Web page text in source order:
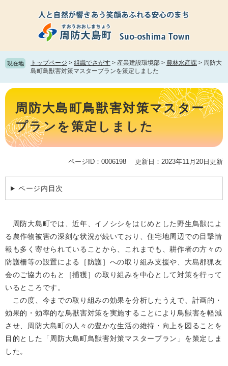
頭
で
飛
ば
て
現在地 トップページ > 組織でさがす > 産業建設環境部 > 農林水産課 > 周防大
島町鳥獣害対策マスタープランを策定しました
本
周防大島町鳥獣害対策マスター
プランを策定しました
ページID：0006198 更新日：2023年11月20日更新
ページ内目次
周防大島町では、近年、イノシシをはじめとした野生鳥獣によ
る農作物被害の深刻な状況が続いており、住宅地周辺での目撃情
報も多く寄せられていることから、これまでも、耕作者の方々の
防護柵等の設置による［防護］への取り組み支援や、大島郡猟友
会のご協力のもと［捕獲］の取り組みを中心として対策を行って
いるところです。
この度、今までの取り組みの効果を分析したうえで、計画的・
効果的・効率的な鳥獣害対策を実施することにより鳥獣害を軽減
させ、周防大島町の人々の豊かな生活の維持・向上を図ることを
目的とした「周防大島町鳥獣害対策マスタープラン」を策定しま
した。